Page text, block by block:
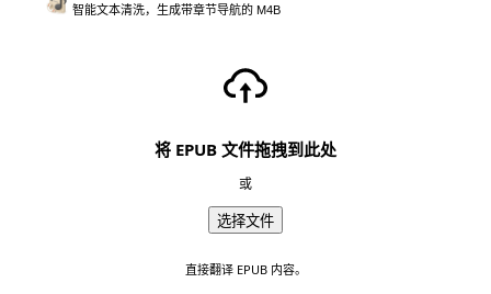
智能文本清洗，生成带章节导航的 M4B
将 EPUB 文件拖拽到此处
或
选择文件
直接翻译 EPUB 内容。